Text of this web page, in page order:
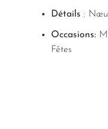
Détails :
Occasions:
Fêtes